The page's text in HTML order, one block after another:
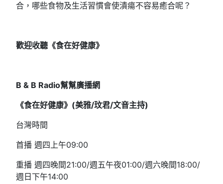
合，哪些食物及生活習慣會使潰瘍不容易癒合呢？
歡迎收聽《食在好健康》
B & B Radio幫幫廣播網
《食在好健康》(美雅/玟君/文音主持)
台灣時間
首播 週四上午09:00
重播 週四晚間21:00/週五午夜01:00/週六晚間18:00/
週日下午14:00